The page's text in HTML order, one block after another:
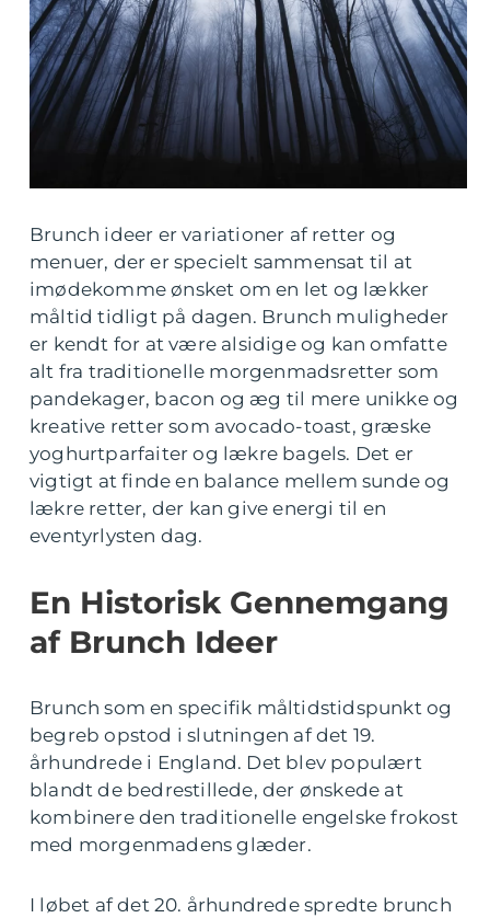
Brunch ideer er variationer af retter og
menuer, der er specielt sammensat til at
imødekomme ønsket om en let og lækker
måltid tidligt på dagen. Brunch muligheder
er kendt for at være alsidige og kan omfatte
alt fra traditionelle morgenmadsretter som
pandekager, bacon og æg til mere unikke og
kreative retter som avocado-toast, græske
yoghurtparfaiter og lækre bagels. Det er
vigtigt at finde en balance mellem sunde og
lækre retter, der kan give energi til en
eventyrlysten dag.
En Historisk Gennemgang
af Brunch Ideer
Brunch som en specifik måltidstidspunkt og
begreb opstod i slutningen af det 19.
århundrede i England. Det blev populært
blandt de bedrestillede, der ønskede at
kombinere den traditionelle engelske frokost
med morgenmadens glæder.
I løbet af det 20. århundrede spredte brunch